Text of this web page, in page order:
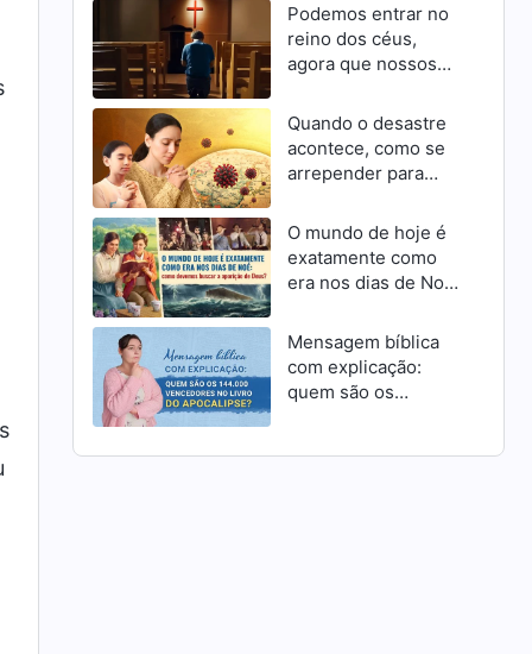
Podemos entrar no
reino dos céus,
agora que nossos
perdoados?
Quando o desastre
acontece, como se
arrepender para
misericórdia de
Deus como cristãos
O mundo de hoje é
exatamente como
era nos dias de Noé:
buscar a aparição de
Deus?
Mensagem bíblica
com explicação:
quem são os